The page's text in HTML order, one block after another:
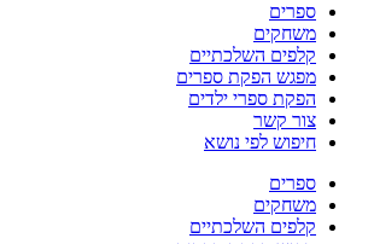
ספרים
משחקים
קלפים השלכתיים
מפגש הפקת ספרים
הפקת ספרי ילדים
צור קשר
חיפוש לפי נושא
ספרים
משחקים
קלפים השלכתיים